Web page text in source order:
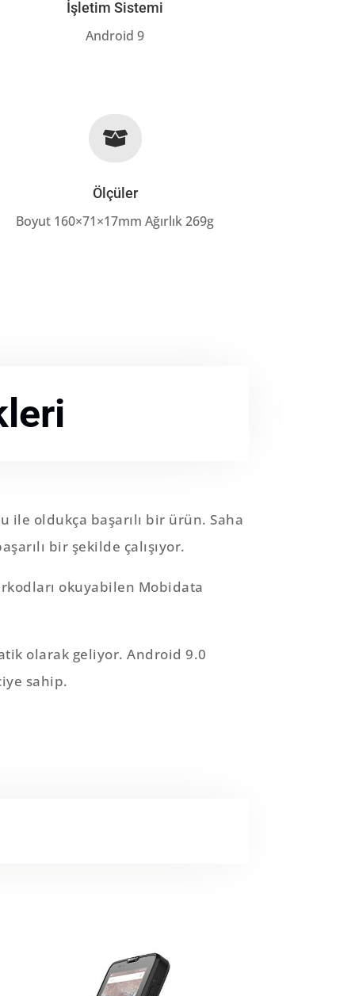
İşletim Sistemi
Android 9

Ölçüler
Boyut 160×71×17mm Ağırlık 269g
ile oldukça başarılı bir ürün. Saha
bir şekilde çalışıyor.
okuyabilen Mobidata
olarak geliyor. Android 9.0
sahip.